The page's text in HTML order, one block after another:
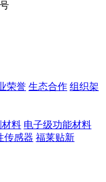
荣誉 生态合作 组织架
料 电子级功能材料
传感器 福莱贴新